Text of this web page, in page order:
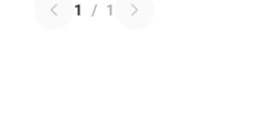
1 / 1